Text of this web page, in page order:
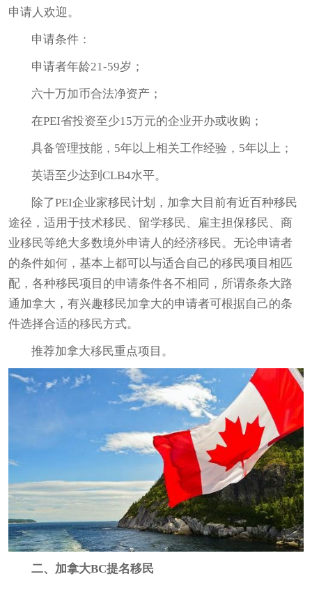
申请人欢迎。
申请条件：
申请者年龄21-59岁；
六十万加币合法净资产；
在PEI省投资至少15万元的企业开办或收购；
具备管理技能，5年以上相关工作经验，5年以上；
英语至少达到CLB4水平。
除了PEI企业家移民计划，加拿大目前有近百种移民
途径，适用于技术移民、留学移民、雇主担保移民、商
业移民等绝大多数境外申请人的经济移民。无论申请者
的条件如何，基本上都可以与适合自己的移民项目 相匹
配，各种移民项目 的申请条件各不相同，所谓条条大路
通加拿大，有兴趣移民加拿大的申请者可根据自己的条
件选择合适的移民方式。
推荐加拿大移民重点项目。
二、加拿大BC提名移民